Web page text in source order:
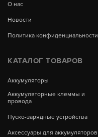
О нас
Новости
Политика конфиденциальности
КАТАЛОГ ТОВАРОВ
Аккумуляторы
Аккумуляторные клеммы и
провода
Пуско-зарядные устройства
Аксессуары для аккумуляторов